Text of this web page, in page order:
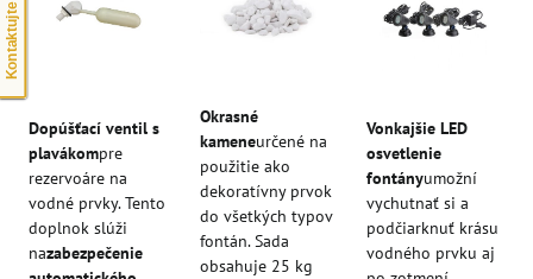
Dopúšťací ventil s
plavákompre
rezervoáre na
vodné prvky. Tento
doplnok slúži
nazabezpečenie
Okrasné
kameneurčené na
použitie ako
dekoratívny prvok
do všetkých typov
fontán. Sada
obsahuje 25 kg
Vonkajšie LED
osvetlenie
fontányumožní
vychutnať si a
podčiarknuť krásu
vodného prvku aj
Kontaktujte nás